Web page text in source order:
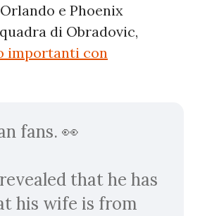
e Phoenix
di Obradovic,
importanti con
fans. 👀
that he has
his wife is from